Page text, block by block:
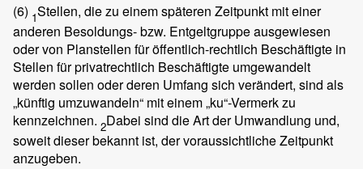
(6) 1Stellen, die zu einem späteren Zeitpunkt mit einer
anderen Besoldungs- bzw. Entgeltgruppe ausgewiesen
oder von Planstellen für öffentlich-rechtlich Beschäftigte in
Stellen für privatrechtlich Beschäftigte umgewandelt
werden sollen oder deren Umfang sich verändert, sind als
„künftig umzuwandeln“ mit einem „ku“-Vermerk zu
kennzeichnen. 2Dabei sind die Art der Umwandlung und,
soweit dieser bekannt ist, der voraussichtliche Zeitpunkt
anzugeben.